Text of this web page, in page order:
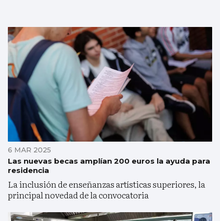
6 MAR 2025
Las nuevas becas amplían 200 euros la ayuda para
residencia
La inclusión de enseñanzas artísticas superiores, la
principal novedad de la convocatoria